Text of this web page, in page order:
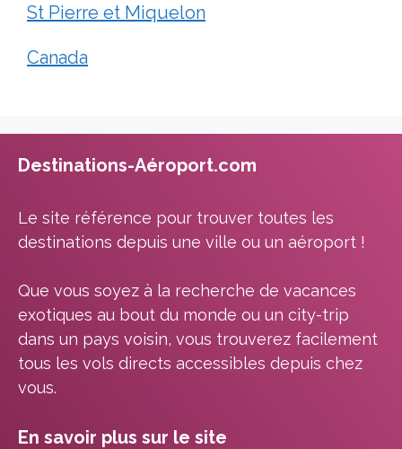
St Pierre et Miquelon
Canada
Destinations-Aéroport.com
Le site référence pour trouver toutes les
destinations depuis une ville ou un aéroport !
Que vous soyez à la recherche de vacances
exotiques au bout du monde ou un city-trip
dans un pays voisin, vous trouverez facilement
tous les vols directs accessibles depuis chez
vous.
En savoir plus sur le site